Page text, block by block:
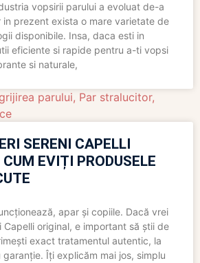
vopsirii parului a evoluat de-a
in prezent exista o mare varietate de
disponibile. Insa, daca esti in
eficiente si rapide pentru a-ti vopsi
si naturale,
parului, Par stralucitor,
SERENI CAPELLI
EVIȚI PRODUSELE
apar și copiile. Dacă vrei
Capelli original, e important să știi de
exact tratamentul autentic, la
Îți explicăm mai jos, simplu